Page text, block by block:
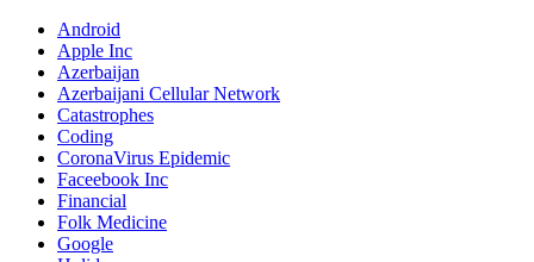
Android
Apple Inc
Azerbaijan
Azerbaijani Cellular Network
Catastrophes
Coding
CoronaVirus Epidemic
Faceebook Inc
Financial
Folk Medicine
Google